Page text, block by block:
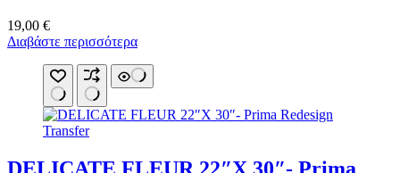
19,00 €
Διαβάστε περισσότερα
DELICATE FLEUR 22″X 30″- Prima